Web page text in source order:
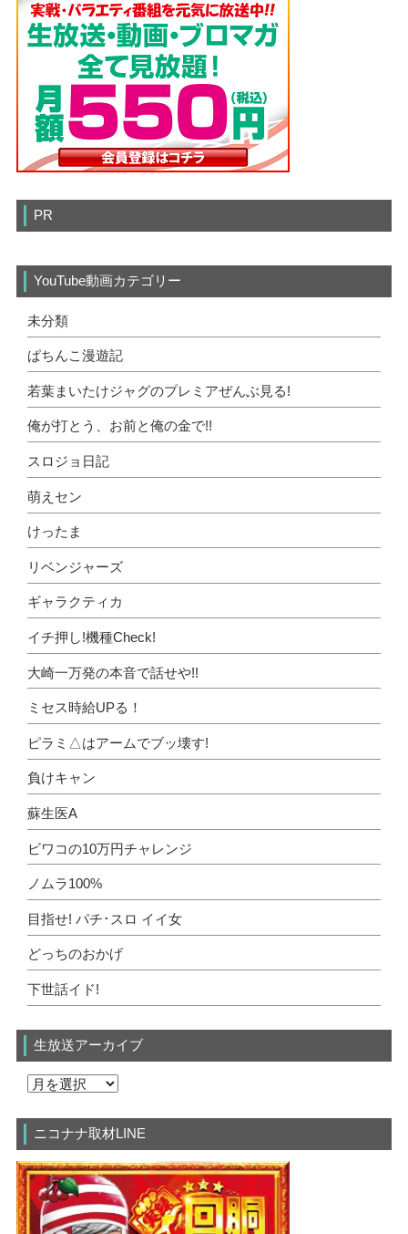
PR
YouTube動画カテゴリー
未分類
ぱちんこ漫遊記
若葉まいたけジャグのプレミアぜんぶ見る!
俺が打とう、お前と俺の金で!!
スロジョ日記
萌えセン
けったま
リベンジャーズ
ギャラクティカ
イチ押し!機種Check!
大崎一万発の本音で話せや!!
ミセス時給UPる！
ピラミ△はアームでブッ壊す!
負けキャン
蘇生医A
ビワコの10万円チャレンジ
ノムラ100%
目指せ! パチ･スロ イイ女
どっちのおかげ
下世話イド!
生放送アーカイブ
ニコナナ取材LINE